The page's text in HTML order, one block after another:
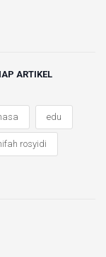
ARTIKEL
edu
rosyidi